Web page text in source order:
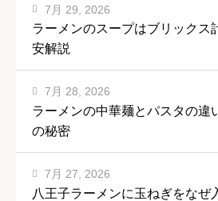
ラーメンのスープはブリックス
安解説
7月 29, 2026
ラーメンの中華麺とパスタの違
の秘密
7月 28, 2026
八王子ラーメンに玉ねぎをなぜ
7月 27, 2026